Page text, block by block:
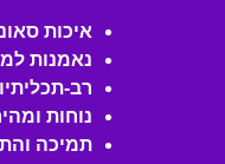
איכות
נאמנות
רב-
נוחות
תמיכה